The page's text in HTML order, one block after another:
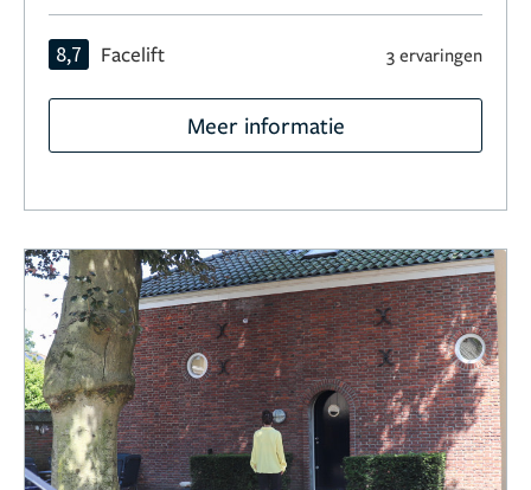
8,7 Facelift 3 ervaringen
Meer informatie